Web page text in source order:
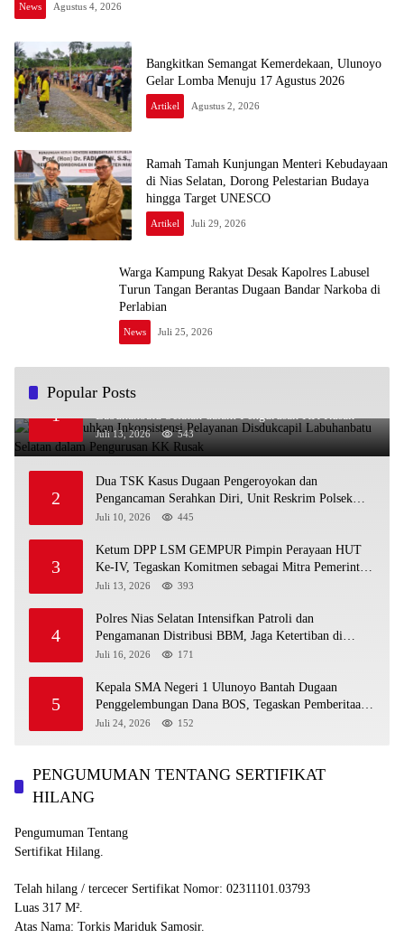
News Agustus 4, 2026
Bangkitkan Semangat Kemerdekaan, Ulunoyo
Gelar Lomba Menuju 17 Agustus 2026
Artikel Agustus 2, 2026
Ramah Tamah Kunjungan Menteri Kebudayaan
di Nias Selatan, Dorong Pelestarian Budaya
hingga Target UNESCO
Artikel Juli 29, 2026
Warga Kampung Rakyat Desak Kapolres Labusel
Turun Tangan Berantas Dugaan Bandar Narkoba di
Perlabian
News Juli 25, 2026
Popular Posts
1
Warga Keluhkan Inkonsistensi Pelayanan Disdukcapil
Labuhanbatu Selatan dalam Pengurusan KK Rusak
Juli 13, 2026 543
2
Dua TSK Kasus Dugaan Pengeroyokan dan
Pengancaman Serahkan Diri, Unit Reskrim Polsek
Lolowau Tuntaskan Pengamanan Tiga Tersangka
Juli 10, 2026 445
3
Ketum DPP LSM GEMPUR Pimpin Perayaan HUT
Ke-IV, Tegaskan Komitmen sebagai Mitra Pemerintah
dan Corong Aspirasi Rakyat
Juli 13, 2026 393
4
Polres Nias Selatan Intensifkan Patroli dan
Pengamanan Distribusi BBM, Jaga Ketertiban di
SPBU
Juli 16, 2026 171
5
Kepala SMA Negeri 1 Ulunoyo Bantah Dugaan
Penggelembungan Dana BOS, Tegaskan Pemberitaan
Tidak Benar
Juli 24, 2026 152
PENGUMUMAN TENTANG SERTIFIKAT
HILANG
Pengumuman Tentang
Sertifikat Hilang.
Telah hilang / tercecer Sertifikat Nomor: 02311101.03793
Luas 317 M².
Atas Nama: Torkis Mariduk Samosir.